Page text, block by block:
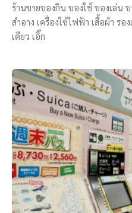
ร้านขายของกิน ของใช้ ของเล่น
สำอาง เครื่องใช้ไฟฟ้า เสื้อผ้า ร
เดียว เอิ๊ก